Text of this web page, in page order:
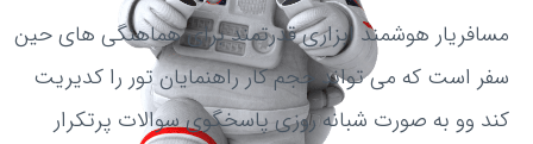
مسافریار هوشمند ابزاری قدرتمند برای هماهنگی های حین
سفر است که می تواند حجم کار راهنمایان تور را کدیریت
کند وو به صورت شبانه روزی پاسخگوی سوالات پرتکرار